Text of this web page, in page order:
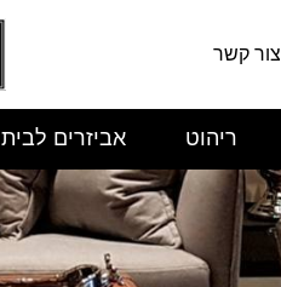
צור קשר
ריהוט אביזרים לבית